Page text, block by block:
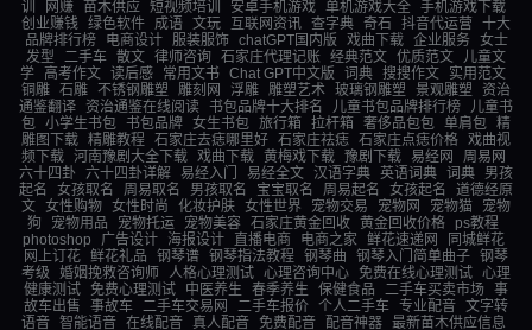
训
网赚 苗木供应 短视频培训 安卓手机游戏 单机游戏大全
手机游戏下载
创业赚钱
绿色软件 成语 文玩 互联网资讯 查字典 奇石 抖音代运营 十大
品牌排行榜
电商设计 服装服饰 chatGPT国内版 戏曲下载 企业服务
女士
发型
二手车 散文 律师咨询 石家庄代理记账 经典范文 优质范文
儿童文
学 高考作文 读后感 常用文书 Chat GPT中文版 词典 搜搜作文
实用范文
铜雕 石雕 不锈钢雕塑 雕刻网 浮雕 雕塑艺术 玻璃钢雕塑 景观雕塑
资治
通鉴翻译
资治通鉴在线阅读 书包品牌十大排名 儿童书包品牌排行榜
儿童书
包 小学生书包 书包品牌 女生书包 旅行箱 拉杆箱 奢侈品包包 单肩包 精
雕图下载 精雕教程 石家庄去痣哪里好 石家庄祛痣 石家庄点痣价格 戏曲视
频下载
河南豫剧大全下载 戏曲下载 黄梅戏下载 豫剧下载 易经网
周易网
六十四卦
六十四卦详解 易经入门 易经全文 汉语字典 英语词典 词典
男孩
起名
女孩取名 周易取名 男孩取名 宝宝取名 周易起名 女孩起名
道德经原
文 女性购物 女性时尚 化妆护肤 女性世界 宠物交易 宠物网 宠物猫
宠物
狗
宠物用品 宠物托运 宠物美容 石家庄黄金回收 黄金回收价格
ps教程
photoshop
广告设计 海报设计 直播电商 电商之家 鲜花速递网
同城鲜花
网上订花 鲜花礼品 钢琴谱 钢琴指法教程 钢琴曲 钢琴入门简单曲子 钢琴
考级
婚姻挽救咨询师 人格心理测试 心理咨询中心 免费在线心理测试 心理
健康测试
免费心理测试 中医养生 春季养生 保健食品 二手车买卖市场
事
故车出售
事故车 二手车交易网 二手车报价 个人二手车 专业配音 文字转
语音
智能语音 在线配音 真人配音 免费配音 配音神器 最新苗木供应信息